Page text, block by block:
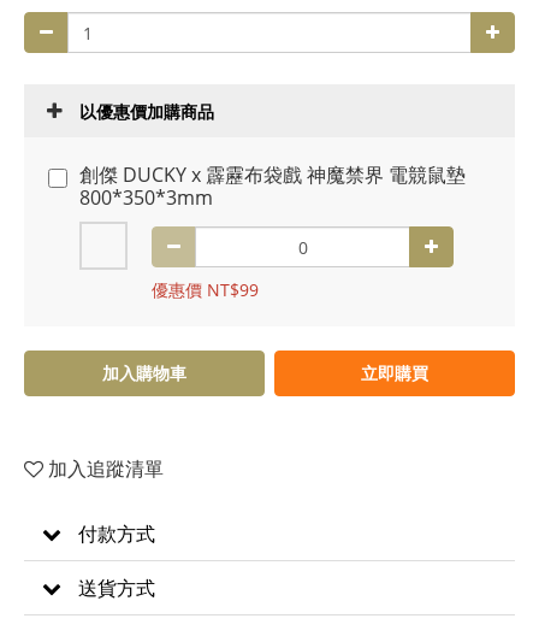
以優惠價加購商品
創傑 DUCKY x 霹靂布袋戲 神魔禁界 電競鼠墊
800*350*3mm
優惠價 NT$99
加入購物車 立即購買
加入追蹤清單
付款方式
送貨方式